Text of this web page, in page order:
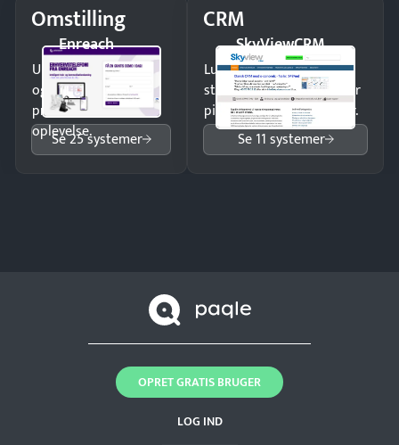
Omstilling
Enreach
Undgå tabte opkald
og giv kunderne en
professionel
oplevelse.
Se 25 systemer
CRM
SkyViewCRM
Luk flere salg med et
struktureret overblik over
pipeline og opfølgninger.
Se 11 systemer
LOG IND
OPRET GRATIS BRUGER